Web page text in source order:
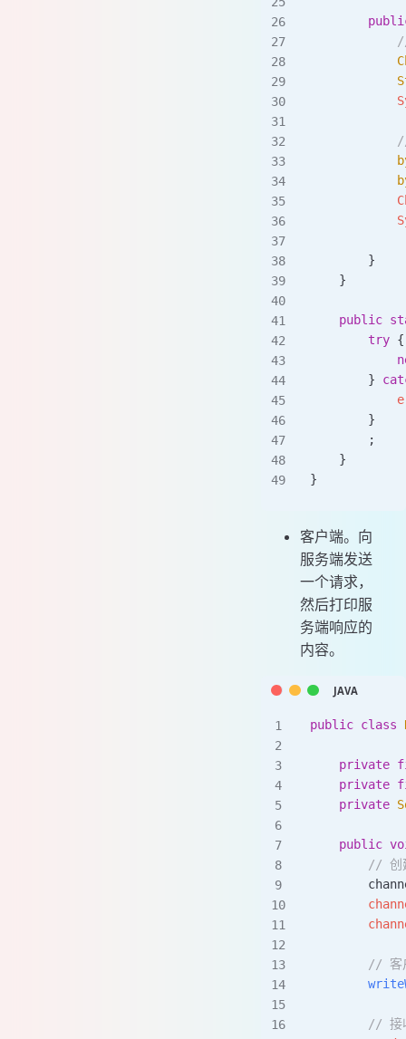
        }
    }
    public
        try
{
        }
            e
        }
        ;
    }
}
客户端。向
服务端发送
一个请求，
然后打印服
务端响应的
内容。
public class
    private
    private
    private
    public
// 创
// 客
// 接